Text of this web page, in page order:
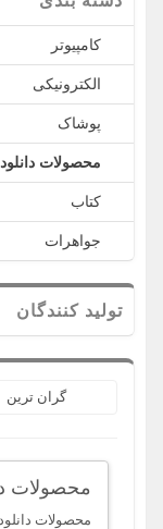
کامپیوتر
الکترونیکی
پوشاک
محصولات
کتاب
جواهرات
تولید کنندگان
گران ترین
محصولات
محصولات